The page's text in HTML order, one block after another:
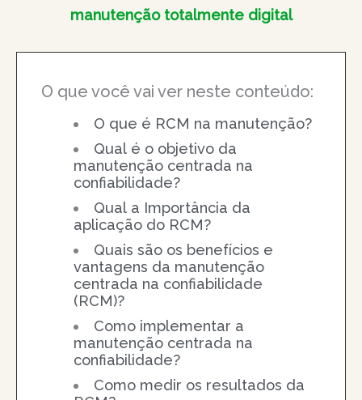
manutenção totalmente digital
O que você vai ver neste conteúdo:
O que é RCM na manutenção?
Qual é o objetivo da
manutenção centrada na
confiabilidade?
Qual a Importância da
aplicação do RCM?
Quais são os benefícios e
vantagens da manutenção
centrada na confiabilidade
(RCM)?
Como implementar a
manutenção centrada na
confiabilidade?
Como medir os resultados da